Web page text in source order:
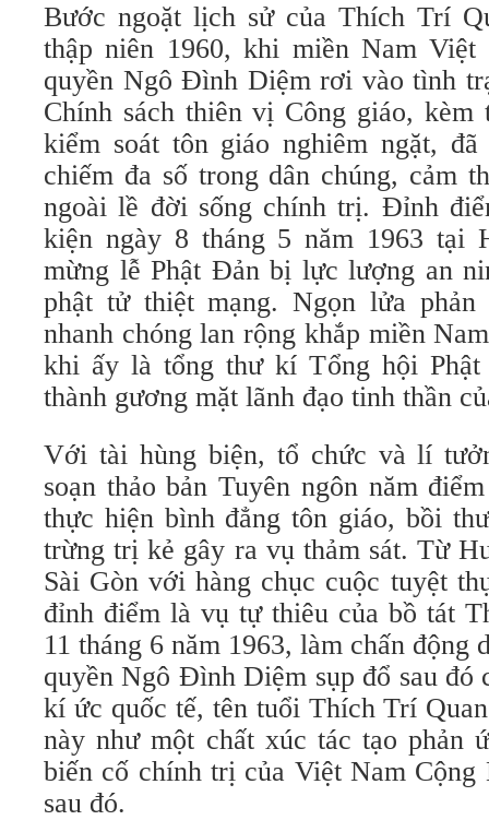
Bước ngoặt lịch sử của Thích Trí
thập niên 1960, khi miền Nam
quyền Ngô Đình Diệm rơi vào tình
Chính sách thiên vị Công giáo, kèm
kiểm soát tôn giáo nghiêm ngặt,
chiếm đa số trong dân chúng, cảm
ngoài lề đời sống chính trị. Đỉnh
kiện ngày 8 tháng 5 năm 1963 tại
mừng lễ Phật Đản bị lực lượng an
phật tử thiệt mạng. Ngọn lửa
nhanh chóng lan rộng khắp miền
khi ấy là tổng thư kí Tổng hội Phật
thành gương mặt lãnh đạo tinh thần
Với tài hùng biện, tổ chức và lí
soạn thảo bản Tuyên ngôn năm
thực hiện bình đẳng tôn giáo, bồi
trừng trị kẻ gây ra vụ thảm sát. Từ
Sài Gòn với hàng chục cuộc tuyệt
đỉnh điểm là vụ tự thiêu của bồ tát
11 tháng 6 năm 1963, làm chấn động
quyền Ngô Đình Diệm sụp đổ sau đó
kí ức quốc tế, tên tuổi Thích Trí
này như một chất xúc tác tạo phản
biến cố chính trị của Việt Nam
sau đó.